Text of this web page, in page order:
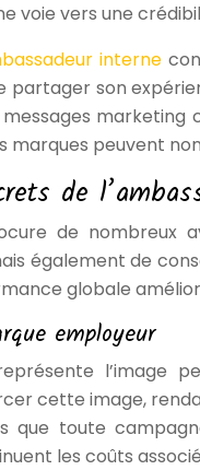
voie vers une
interne
partager son
marketing
marques peuvent
de
de
également de
globale
employeur
l’image
cette image,
que toute
les coûts